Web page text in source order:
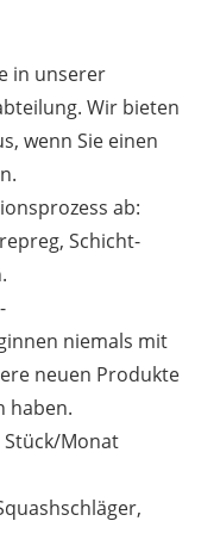
in unserer
Wir bieten
wenn Sie einen
ab:
Schicht-
niemals mit
neuen Produkte
haben.
Stück/Monat